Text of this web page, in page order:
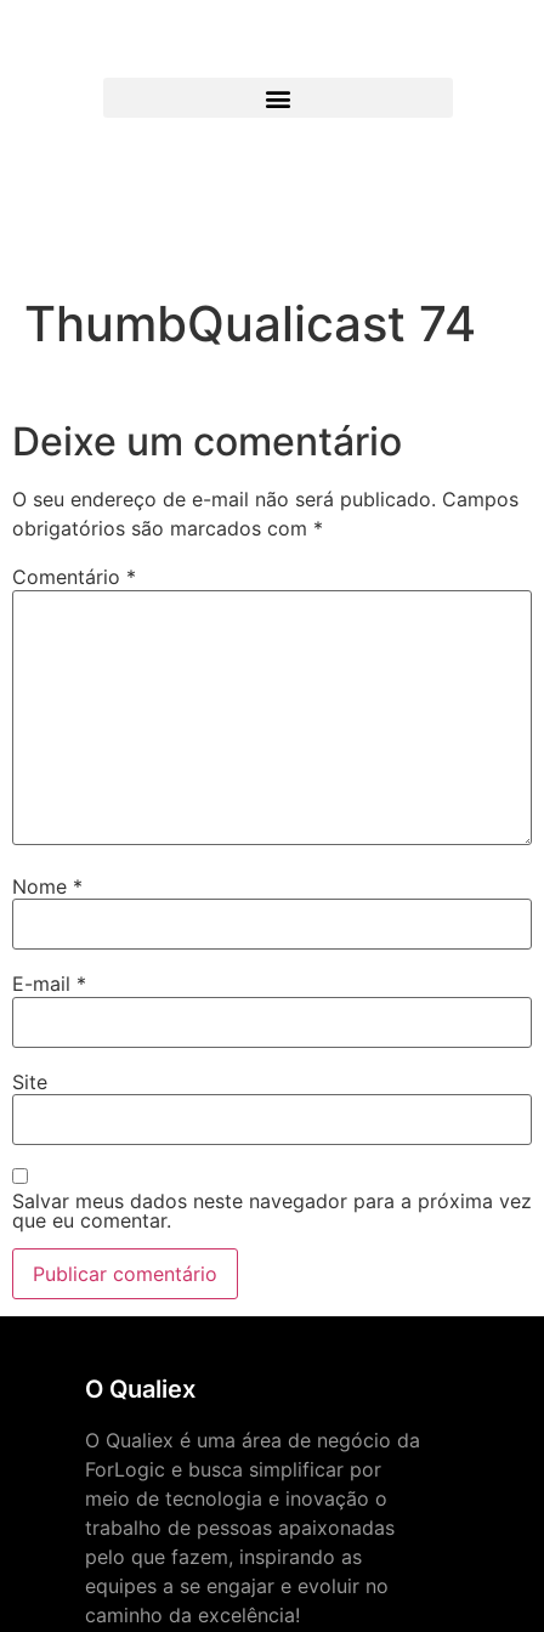
ThumbQualicast 74
Deixe um comentário
O seu endereço de e-mail não será publicado. Campos
obrigatórios são marcados com *
Comentário *
Nome *
E-mail *
Site
Salvar meus dados neste navegador para a próxima vez
que eu comentar.
O Qualiex
O Qualiex é uma área de negócio da
ForLogic e busca simplificar por
meio de tecnologia e inovação o
trabalho de pessoas apaixonadas
pelo que fazem, inspirando as
equipes a se engajar e evoluir no
caminho da excelência!